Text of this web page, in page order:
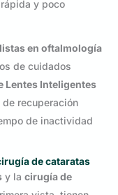
y poco
en oftalmología
de cuidados
Lentes Inteligentes
recuperación
de inactividad
de cataratas
y la cirugía de